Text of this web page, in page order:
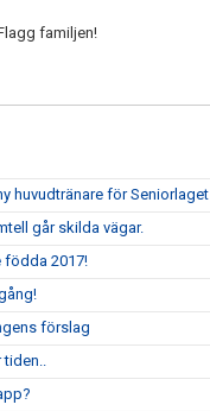
familjen!
huvudtränare för Seniorlaget
går skilda vägar.
födda 2017!
förslag
tiden..